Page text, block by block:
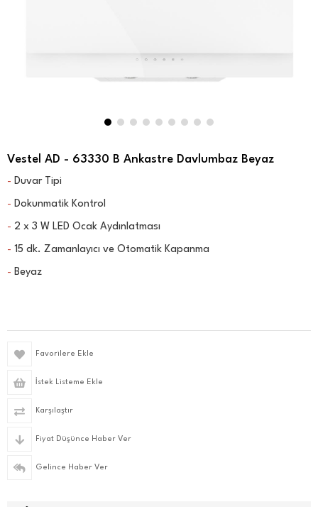
Vestel AD - 63330 B Ankastre Davlumbaz Beyaz
- Duvar Tipi
- Dokunmatik Kontrol
- 2 x 3 W LED Ocak Aydınlatması
- 15 dk. Zamanlayıcı ve Otomatik Kapanma
- Beyaz
Favorilere Ekle
İstek Listeme Ekle
Karşılaştır
Fiyat Düşünce Haber Ver
Gelince Haber Ver